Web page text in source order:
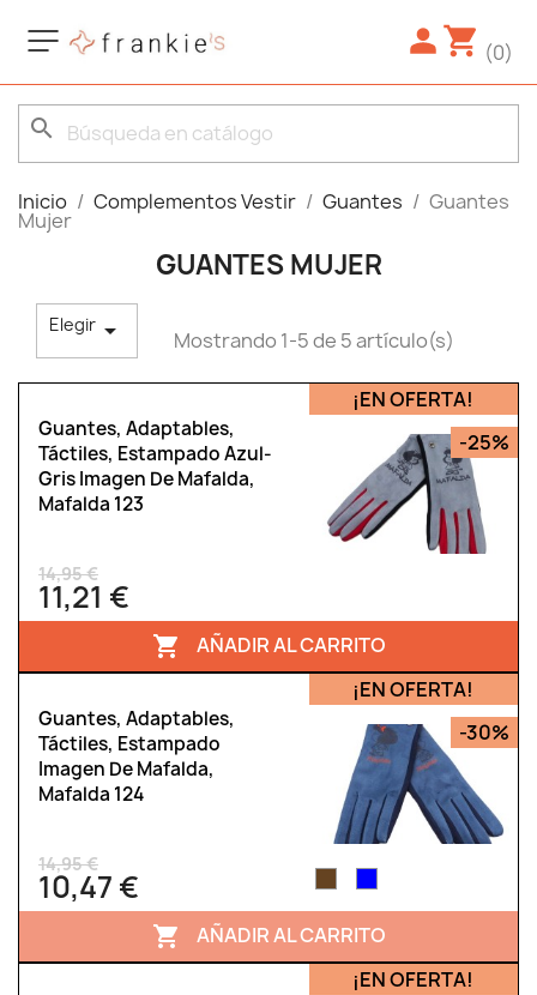
(0)
search
Inicio Complementos Vestir Guantes Guantes
Mujer
GUANTES MUJER
Elegir  Mostrando 1-5 de 5 artículo(s)
Guantes, Adaptables,
Táctiles, Estampado Azul-
Gris Imagen De Mafalda,
Mafalda 123
14,95 €
11,21 €
¡EN OFERTA!
-25%
 AÑADIR AL CARRITO
Guantes, Adaptables,
Táctiles, Estampado
Imagen De Mafalda,
Mafalda 124
14,95 €
10,47 €
¡EN OFERTA!
-30%
 AÑADIR AL CARRITO
¡EN OFERTA!